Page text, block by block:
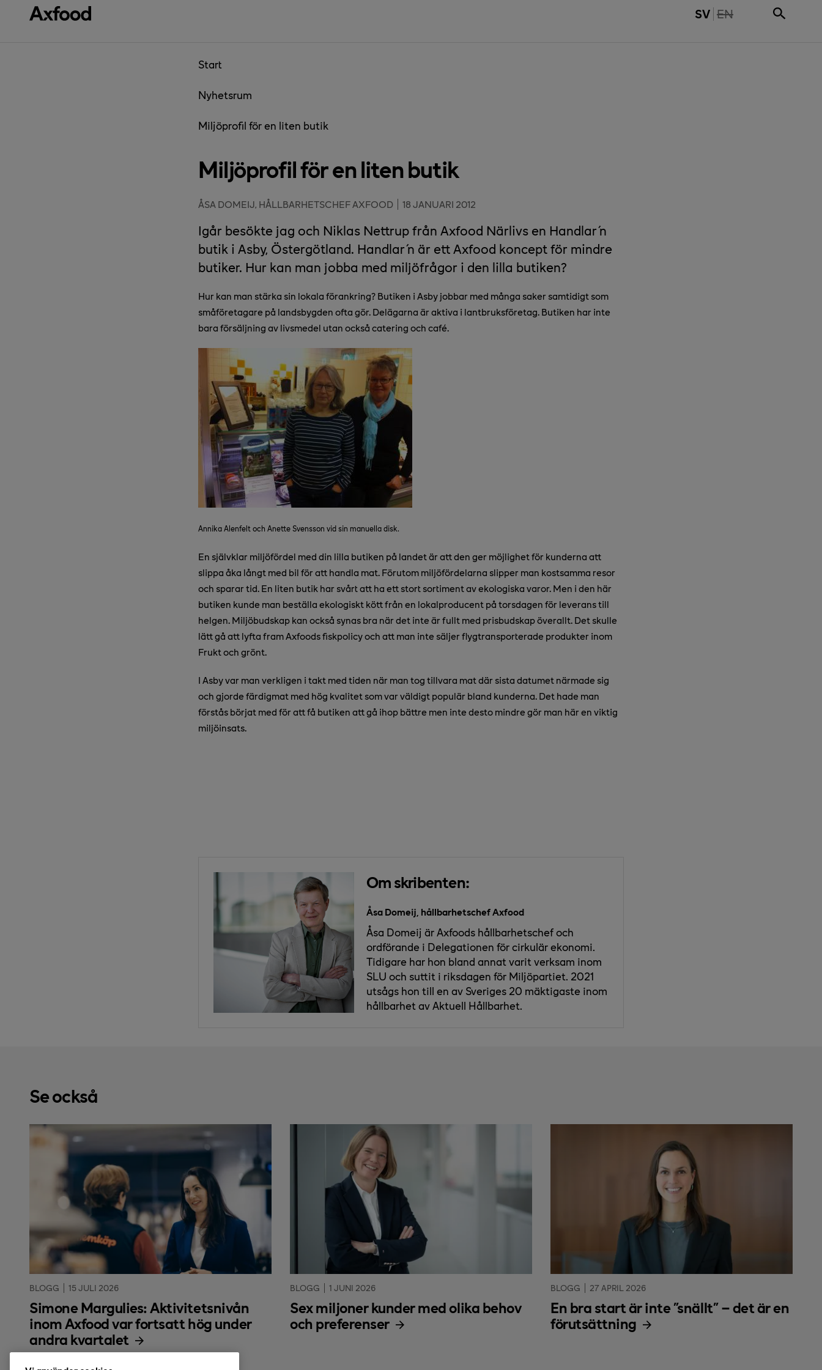
Gå direkt till innehåll SV THE PAGE IS NOT
EN
Start
Nyhetsrum
Miljöprofil för en liten butik
Miljöprofil för en liten butik
ÅSA DOMEIJ, HÅLLBARHETSCHEF AXFOOD 18 JANUARI 2012
Igår besökte jag och Niklas Nettrup från Axfood Närlivs en Handlar´n
butik i Asby, Östergötland. Handlar´n är ett Axfood koncept för mindre
butiker. Hur kan man jobba med miljöfrågor i den lilla butiken?
Hur kan man stärka sin lokala förankring? Butiken i Asby jobbar med många saker samtidigt som
småföretagare på landsbygden ofta gör. Delägarna är aktiva i lantbruksföretag. Butiken har inte
bara försäljning av livsmedel utan också catering och café.
Annika Alenfelt och Anette Svensson vid sin manuella disk.
En självklar miljöfördel med din lilla butiken på landet är att den ger möjlighet för kunderna att
slippa åka långt med bil för att handla mat. Förutom miljöfördelarna slipper man kostsamma resor
och sparar tid. En liten butik har svårt att ha ett stort sortiment av ekologiska varor. Men i den här
butiken kunde man beställa ekologiskt kött från en lokalproducent på torsdagen för leverans till
helgen. Miljöbudskap kan också synas bra när det inte är fullt med prisbudskap överallt. Det skulle
lätt gå att lyfta fram Axfoods fiskpolicy och att man inte säljer flygtransporterade produkter inom
Frukt och grönt.
I Asby var man verkligen i takt med tiden när man tog tillvara mat där sista datumet närmade sig
och gjorde färdigmat med hög kvalitet som var väldigt populär bland kunderna. Det hade man
förstås börjat med för att få butiken att gå ihop bättre men inte desto mindre gör man här en viktig
miljöinsats.
Om skribenten:
Åsa Domeij, hållbarhetschef Axfood
Åsa Domeij är Axfoods hållbarhetschef och
ordförande i Delegationen för cirkulär ekonomi.
Tidigare har hon bland annat varit verksam inom
SLU och suttit i riksdagen för Miljöpartiet. 2021
utsågs hon till en av Sveriges 20 mäktigaste inom
hållbarhet av Aktuell Hållbarhet.
Se också
BLOGG 15 JULI 2026
Simone Margulies: Aktivitetsnivån
inom Axfood var fortsatt hög under
andra kvartalet
BLOGG 1 JUNI 2026
Sex miljoner kunder med olika behov
och preferenser
BLOGG 27 APRIL 2026
En bra start är inte ”snällt” – det är en
förutsättning